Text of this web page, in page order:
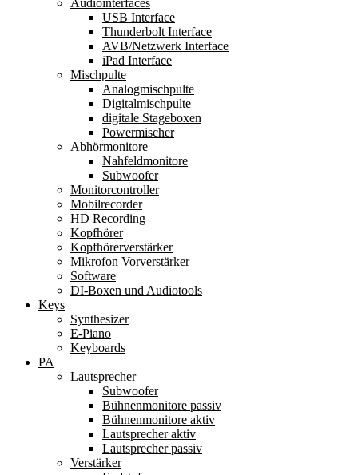
Audiointerfaces
USB Interface
Thunderbolt Interface
AVB/Netzwerk Interface
iPad Interface
Mischpulte
Analogmischpulte
Digitalmischpulte
digitale Stageboxen
Powermischer
Abhörmonitore
Nahfeldmonitore
Subwoofer
Monitorcontroller
Mobilrecorder
HD Recording
Kopfhörer
Kopfhörerverstärker
Mikrofon Vorverstärker
Software
DI-Boxen und Audiotools
Keys
Synthesizer
E-Piano
Keyboards
PA
Lautsprecher
Subwoofer
Bühnenmonitore passiv
Bühnenmonitore aktiv
Lautsprecher aktiv
Lautsprecher passiv
Verstärker